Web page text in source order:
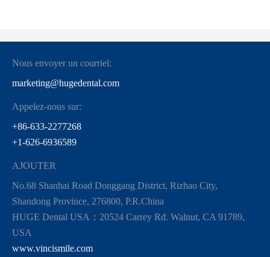
Nous envoyer un courriel:
marketing@hugedental.com
Appelez-nous sur:
+86-633-2277268
+1-626-6936589
AJOUTER
No.68 Shanhai Road Donggang District, Rizhao City,
Shandong Province, 276800, P.R.China
HUGE Dental USA：20524 Carrey Rd. Walnut, CA 91789,
USA
www.vincismile.com